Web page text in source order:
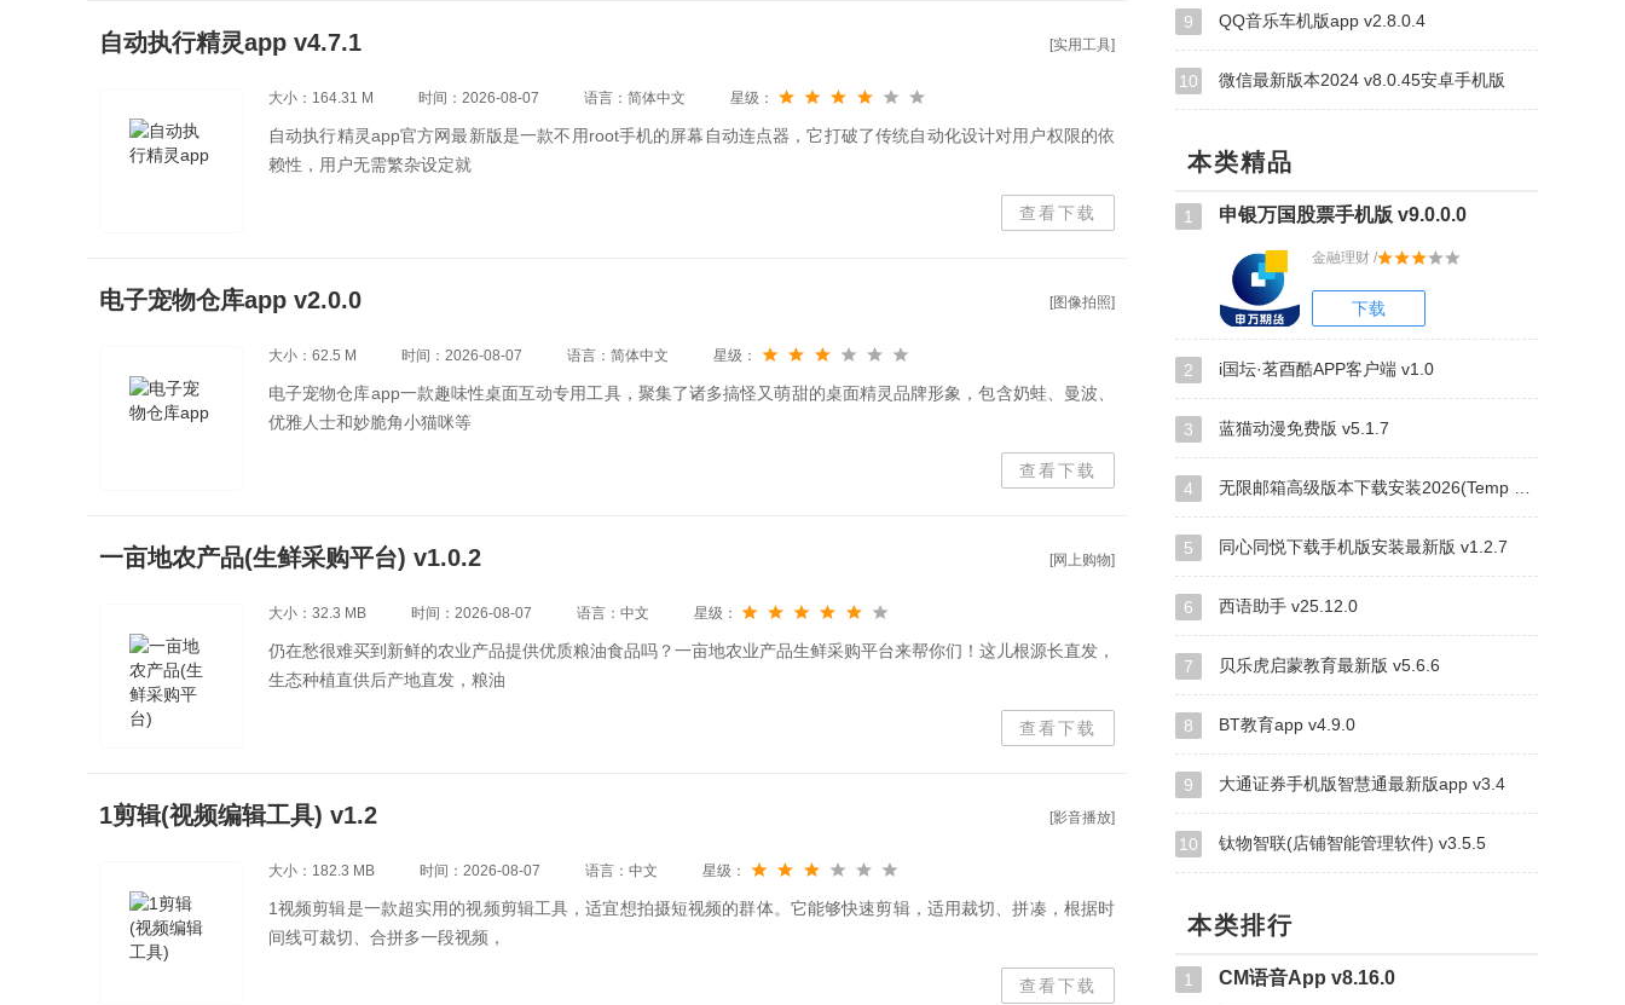
[实用工具]
自动执行精灵app v4.7.1
大小：164.31 M 时间：2026-08-07 语言：简体中文 星级：
自动执行精灵app官方网最新版是一款不用root手机的屏幕自动连点器，它打破了传统自动化设计对用户权限的依
赖性，用户无需繁杂设定就
查看下载
[图像拍照]
电子宠物仓库app v2.0.0
大小：62.5 M 时间：2026-08-07 语言：简体中文 星级：
电子宠物仓库app一款趣味性桌面互动专用工具，聚集了诸多搞怪又萌甜的桌面精灵品牌形象，包含奶蛙、曼波、
优雅人士和妙脆角小猫咪等
查看下载
[网上购物]
一亩地农产品(生鲜采购平台) v1.0.2
大小：32.3 MB 时间：2026-08-07 语言：中文 星级：
仍在愁很难买到新鲜的农业产品提供优质粮油食品吗？一亩地农业产品生鲜采购平台来帮你们！这儿根源长直发，
生态种植直供后产地直发，粮油
查看下载
[影音播放]
1剪辑(视频编辑工具) v1.2
大小：182.3 MB 时间：2026-08-07 语言：中文 星级：
1视频剪辑是一款超实用的视频剪辑工具，适宜想拍摄短视频的群体。它能够快速剪辑，适用裁切、拼凑，根据时
间线可裁切、合拼多一段视频，
查看下载
9 QQ音乐车机版app v2.8.0.4
10 微信最新版本2024 v8.0.45安卓手机版
本类精品
1 申银万国股票手机版 v9.0.0.0
金融理财 /
下载
2 i国坛·茗酉酷APP客户端 v1.0
3 蓝猫动漫免费版 v5.1.7
4 无限邮箱高级版本下载安装2026(Temp Mail) v4.00
5 同心同悦下载手机版安装最新版 v1.2.7
6 西语助手 v25.12.0
7 贝乐虎启蒙教育最新版 v5.6.6
8 BT教育app v4.9.0
9 大通证券手机版智慧通最新版app v3.4
10 钛物智联(店铺智能管理软件) v3.5.5
本类排行
1 CM语音App v8.16.0